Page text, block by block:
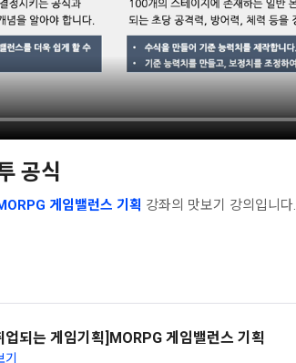
공식
게임밸런스 기획 강좌의 맛보기 강의입니다.
업되는 게임기획]MORPG 게임밸런스 기획
기